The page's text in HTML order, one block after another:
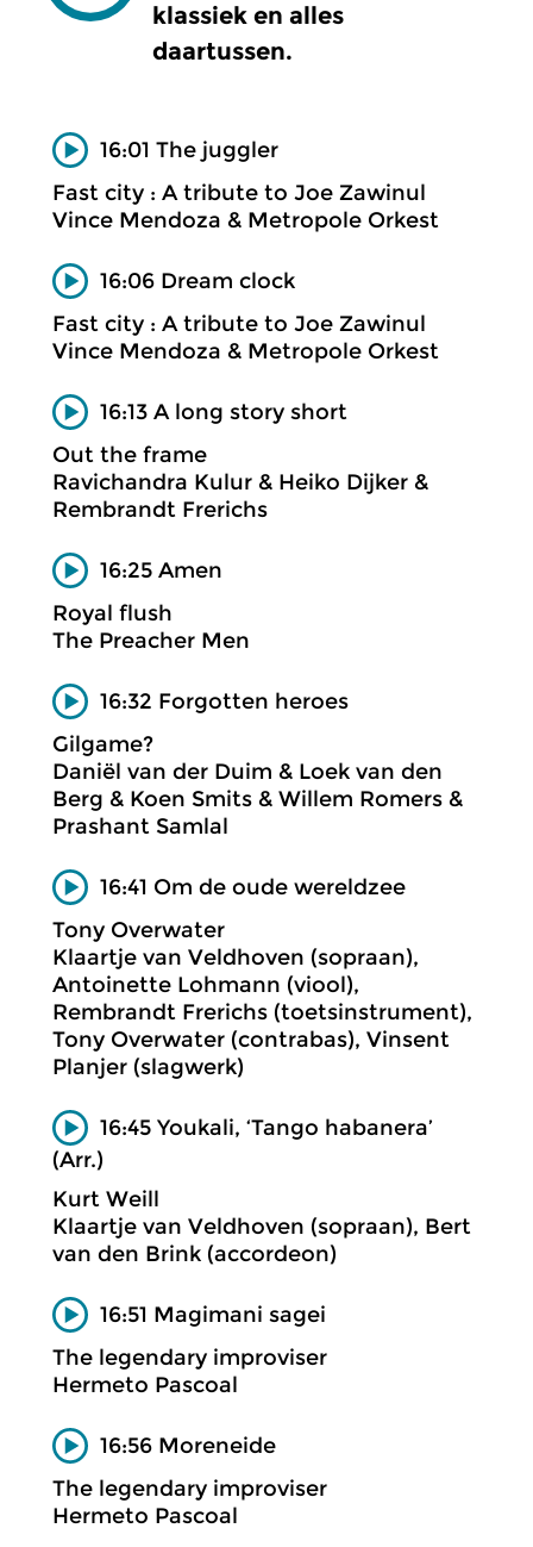
klassiek en alles
daartussen.
16:01 The juggler
Fast city : A tribute to Joe Zawinul
Vince Mendoza & Metropole Orkest
16:06 Dream clock
Fast city : A tribute to Joe Zawinul
Vince Mendoza & Metropole Orkest
16:13 A long story short
Out the frame
Ravichandra Kulur & Heiko Dijker &
Rembrandt Frerichs
16:25 Amen
Royal flush
The Preacher Men
16:32 Forgotten heroes
Gilgame?
Daniël van der Duim & Loek van den
Berg & Koen Smits & Willem Romers &
Prashant Samlal
16:41 Om de oude wereldzee
Tony Overwater
Klaartje van Veldhoven (sopraan),
Antoinette Lohmann (viool),
Rembrandt Frerichs (toetsinstrument),
Tony Overwater (contrabas), Vinsent
Planjer (slagwerk)
16:45 Youkali, ‘Tango habanera’
(Arr.)
Kurt Weill
Klaartje van Veldhoven (sopraan), Bert
van den Brink (accordeon)
16:51 Magimani sagei
The legendary improviser
Hermeto Pascoal
16:56 Moreneide
The legendary improviser
Hermeto Pascoal